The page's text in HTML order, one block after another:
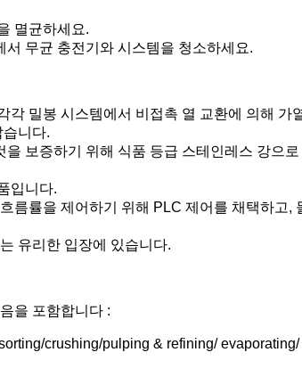
멸균하세요.
무균 충전기와 시스템을 청소하세요.
밀봉 시스템에서 비접촉 열 교환에 의해 가
니다.
보증하기 위해 식품 등급 스테인레스 강으
입니다.
름률을 제어하기 위해 PLC 제어를 채택하고,
유리한 입장에 있습니다.
을 포함합니다 :
crushing/pulping & refining/